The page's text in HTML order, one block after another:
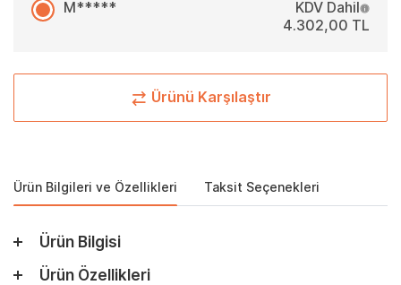
M*****
KDV Dahil
4.302,00 TL
Ürünü Karşılaştır
Ürün Bilgileri ve Özellikleri Taksit Seçenekleri
Ürün Bilgisi
Ürün Özellikleri